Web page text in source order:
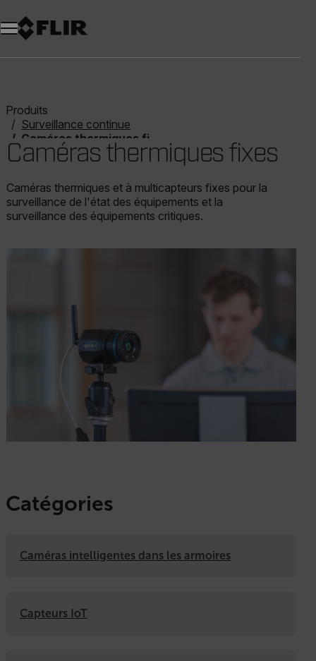
Unread messages
Modèle
Supprimer
articles
article
Ajouter au panier
Ajouté au panier
Produits
Surveillance continue
Caméras thermiques fixes
Caméras thermiques fixes
Caméras thermiques et à multicapteurs fixes pour la
surveillance de l'état des équipements et la
surveillance des équipements critiques.
Catégories
Caméras intelligentes dans les armoires
Capteurs IoT